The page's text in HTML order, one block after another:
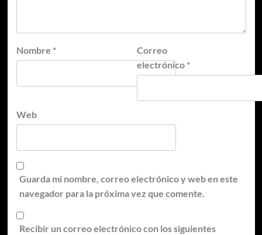
Nombre *
Correo
electrónico *
Web
Guarda mi nombre, correo electrónico y web en este
navegador para la próxima vez que comente.
Recibir un correo electrónico con los siguientes